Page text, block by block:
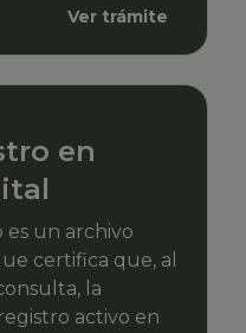
Ver trámite
en
es un archivo
certifica que, al
la